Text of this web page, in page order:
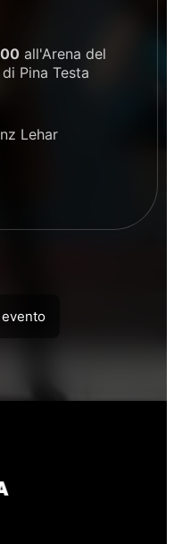
all'Arena del
Pina Testa
Lehar